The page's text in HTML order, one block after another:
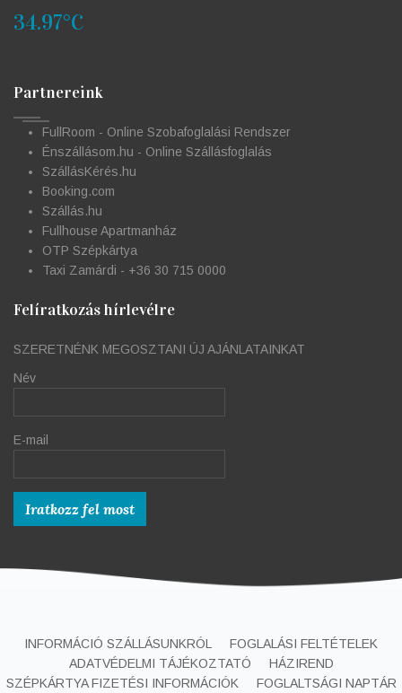
34.97°C
Partnereink
FullRoom - Online Szobafoglalási Rendszer
Énszállásom.hu - Online Szállásfoglalás
SzállásKérés.hu
Booking.com
Szállás.hu
Fullhouse Apartmanház
OTP Szépkártya
Taxi Zamárdi - +36 30 715 0000
Felíratkozás hírlevélre
SZERETNÉNK MEGOSZTANI ÚJ AJÁNLATAINKAT
Név
E-mail
INFORMÁCIÓ SZÁLLÁSUNKRÓL
FOGLALÁSI FELTÉTELEK
ADATVÉDELMI TÁJÉKOZTATÓ
HÁZIREND
SZÉPKÁRTYA FIZETÉSI INFORMÁCIÓK
FOGLALTSÁGI NAPTÁR